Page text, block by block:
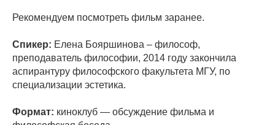
Рекомендуем посмотреть фильм заранее.
Спикер: Елена Бояршинова – философ,
преподаватель философии, 2014 году закончила
аспирантуру философского факультета МГУ, по
специализации эстетика.
Формат: киноклуб — обсуждение фильма и